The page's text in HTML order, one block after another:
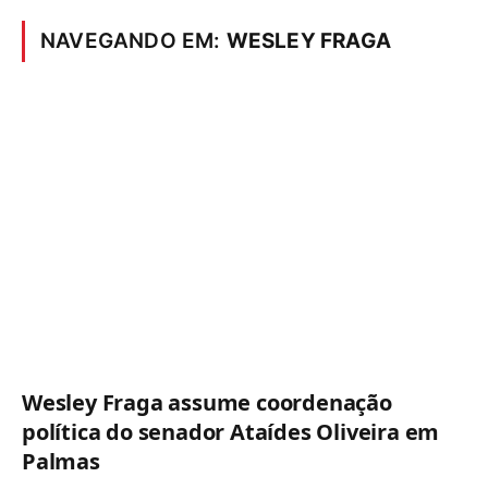
NAVEGANDO EM: WESLEY FRAGA
Wesley Fraga assume coordenação
política do senador Ataídes Oliveira em
Palmas